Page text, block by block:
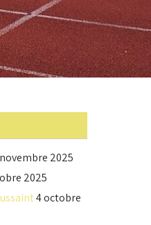
2025
2025
4 octobre